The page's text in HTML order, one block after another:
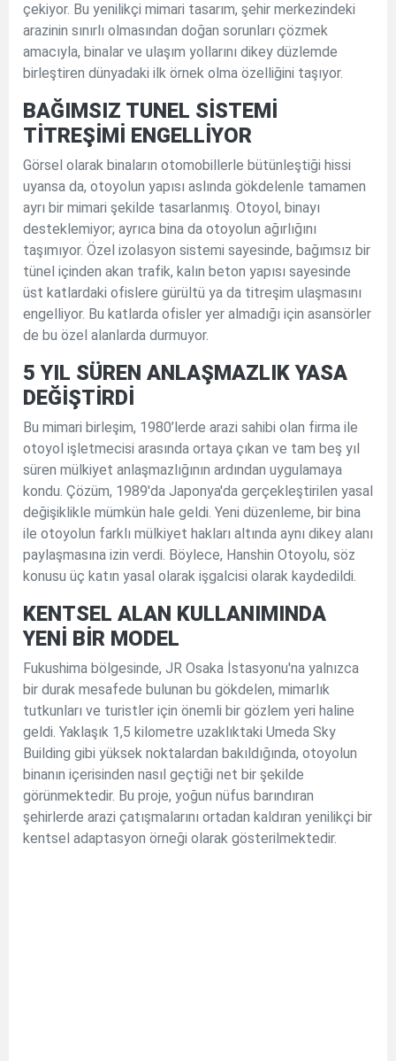
çekiyor. Bu yenilikçi mimari tasarım, şehir merkezindeki
arazinin sınırlı olmasından doğan sorunları çözmek
amacıyla, binalar ve ulaşım yollarını dikey düzlemde
birleştiren dünyadaki ilk örnek olma özelliğini taşıyor.
BAĞIMSIZ TUNEL SİSTEMİ
TİTREŞİMİ ENGELLİYOR
Görsel olarak binaların otomobillerle bütünleştiği hissi
uyansa da, otoyolun yapısı aslında gökdelenle tamamen
ayrı bir mimari şekilde tasarlanmış. Otoyol, binayı
desteklemiyor; ayrıca bina da otoyolun ağırlığını
taşımıyor. Özel izolasyon sistemi sayesinde, bağımsız bir
tünel içinden akan trafik, kalın beton yapısı sayesinde
üst katlardaki ofislere gürültü ya da titreşim ulaşmasını
engelliyor. Bu katlarda ofisler yer almadığı için asansörler
de bu özel alanlarda durmuyor.
5 YIL SÜREN ANLAŞMAZLIK YASA
DEĞİŞTİRDİ
Bu mimari birleşim, 1980’lerde arazi sahibi olan firma ile
otoyol işletmecisi arasında ortaya çıkan ve tam beş yıl
süren mülkiyet anlaşmazlığının ardından uygulamaya
kondu. Çözüm, 1989'da Japonya'da gerçekleştirilen yasal
değişiklikle mümkün hale geldi. Yeni düzenleme, bir bina
ile otoyolun farklı mülkiyet hakları altında aynı dikey alanı
paylaşmasına izin verdi. Böylece, Hanshin Otoyolu, söz
konusu üç katın yasal olarak işgalcisi olarak kaydedildi.
KENTSEL ALAN KULLANIMINDA
YENİ BİR MODEL
Fukushima bölgesinde, JR Osaka İstasyonu'na yalnızca
bir durak mesafede bulunan bu gökdelen, mimarlık
tutkunları ve turistler için önemli bir gözlem yeri haline
geldi. Yaklaşık 1,5 kilometre uzaklıktaki Umeda Sky
Building gibi yüksek noktalardan bakıldığında, otoyolun
binanın içerisinden nasıl geçtiği net bir şekilde
görünmektedir. Bu proje, yoğun nüfus barındıran
şehirlerde arazi çatışmalarını ortadan kaldıran yenilikçi bir
kentsel adaptasyon örneği olarak gösterilmektedir.